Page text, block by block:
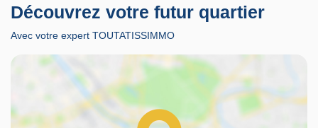
Découvrez votre futur quartier
Avec votre expert TOUTATISSIMMO